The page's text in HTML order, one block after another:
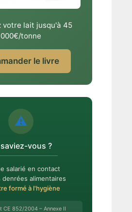
votre lait jusqu'à 45
000€/tonne
le livre
⚠️
vous ?
salarié en contact
denrées alimentaires
formé à l'hygiène
CE 852/2004 – Annexe II